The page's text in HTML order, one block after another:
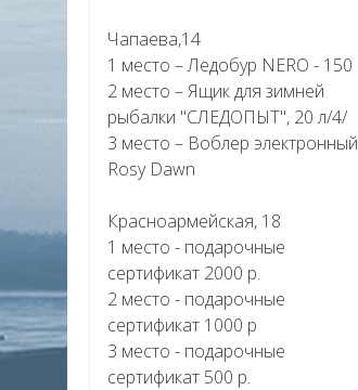
Чапаева,14
1 место – Ледобур NERO - 150
2 место – Ящик для зимней
рыбалки "СЛЕДОПЫТ", 20 л/4/
3 место – Воблер электронный
Rosy Dawn
Красноармейская, 18
1 место - подарочные
сертификат 2000 р.
2 место - подарочные
сертификат 1000 р
3 место - подарочные
сертификат 500 р.